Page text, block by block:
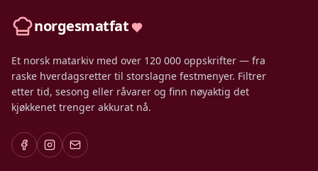
norgesmatfat
Et norsk matarkiv med over 120 000 oppskrifter — fra
raske hverdagsretter til storslagne festmenyer. Filtrer
etter tid, sesong eller råvarer og finn nøyaktig det
kjøkkenet trenger akkurat nå.